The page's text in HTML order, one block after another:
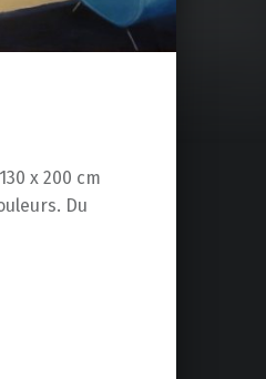
x 200 cm
Du